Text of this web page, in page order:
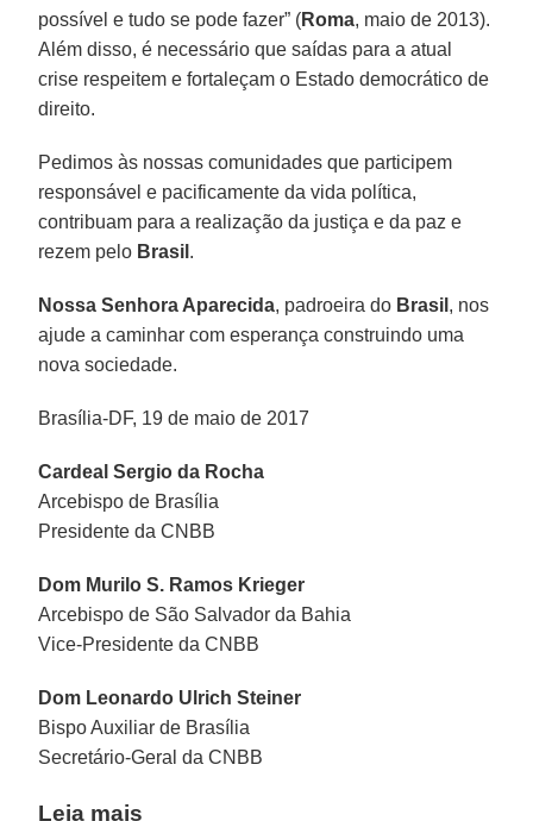
possível e tudo se pode fazer” (Roma, maio de 2013).
Além disso, é necessário que saídas para a atual
crise respeitem e fortaleçam o Estado democrático de
direito.
Pedimos às nossas comunidades que participem
responsável e pacificamente da vida política,
contribuam para a realização da justiça e da paz e
rezem pelo Brasil .
Nossa Senhora Aparecida, padroeira do Brasil , nos
ajude a caminhar com esperança construindo uma
nova sociedade.
Brasília-DF, 19 de maio de 2017
Cardeal Sergio da Rocha
Arcebispo de Brasília
Presidente da CNBB
Dom Murilo S. Ramos Krieger
Arcebispo de São Salvador da Bahia
Vice-Presidente da CNBB
Dom Leonardo Ulrich Steiner
Bispo Auxiliar de Brasília
Secretário-Geral da CNBB
Leia mais